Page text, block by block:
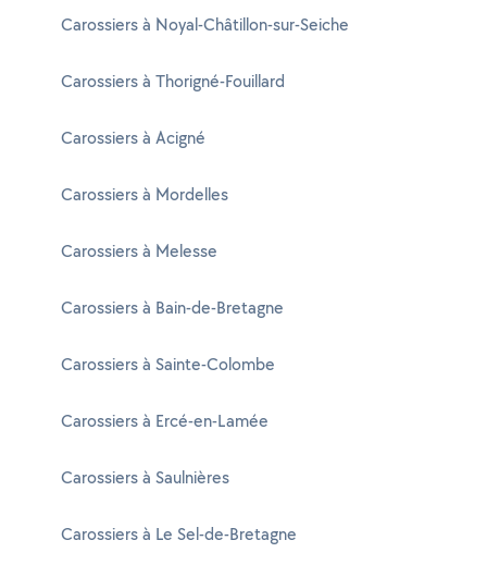
Carossiers à Noyal-Châtillon-sur-Seiche
Carossiers à Thorigné-Fouillard
Carossiers à Acigné
Carossiers à Mordelles
Carossiers à Melesse
Carossiers à Bain-de-Bretagne
Carossiers à Sainte-Colombe
Carossiers à Ercé-en-Lamée
Carossiers à Saulnières
Carossiers à Le Sel-de-Bretagne